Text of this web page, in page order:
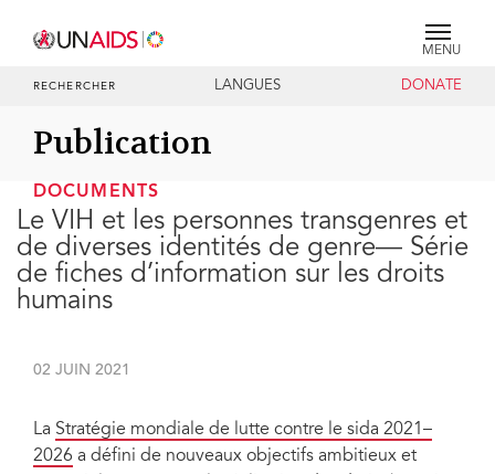
MENU
RECHERCHER LANGUES DONATE
Publication
DOCUMENTS
Le VIH et les personnes transgenres et
de diverses identités de genre— Série
de fiches d’information sur les droits
humains
02 JUIN 2021
La Stratégie mondiale de lutte contre le sida 2021–
2026 a défini de nouveaux objectifs ambitieux et